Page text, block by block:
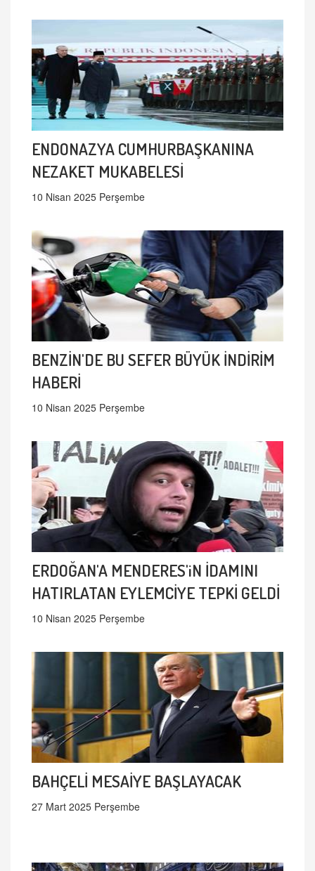
ENDONAZYA CUMHURBAŞKANINA
NEZAKET MUKABELESİ
10 Nisan 2025 Perşembe
BENZİN'DE BU SEFER BÜYÜK İNDİRİM
HABERİ
10 Nisan 2025 Perşembe
ERDOĞAN'A MENDERES'iN İDAMINI
HATIRLATAN EYLEMCİYE TEPKİ GELDİ
10 Nisan 2025 Perşembe
BAHÇELİ MESAİYE BAŞLAYACAK
27 Mart 2025 Perşembe